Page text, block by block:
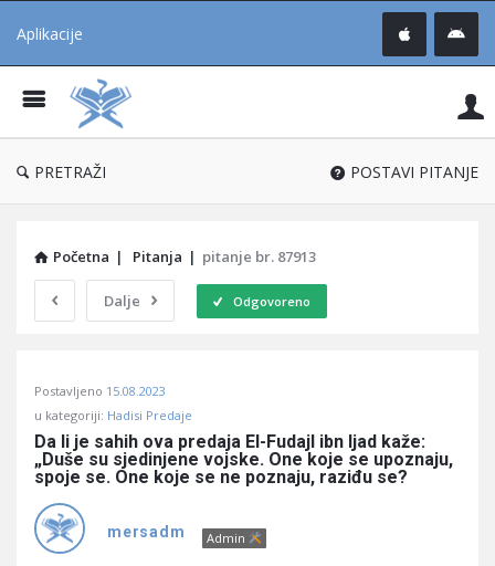
Aplikacije
®
PRETRAŽI POSTAVI PITANJE
Početna | Pitanja | pitanje br. 87913
Dalje Odgovoreno
Učene
Latest
Pitanja
Postavljeno 15.08.2023
u kategoriji: Hadisi Predaje
Da li je sahih ova predaja El-Fudajl ibn Ijad kaže:
„Duše su sjedinjene vojske. One koje se upoznaju,
spoje se. One koje se ne poznaju, raziđu se?
mersadm Admin